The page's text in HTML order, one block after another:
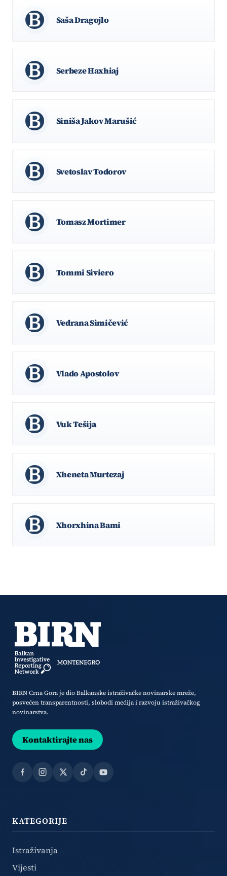
Saša Dragojlo
Serbeze Haxhiaj
Siniša Jakov Marušić
Svetoslav Todorov
Tomasz Mortimer
Tommi Siviero
Vedrana Simičević
Vlado Apostolov
Vuk Tešija
Xheneta Murtezaj
Xhorxhina Bami
BIRN Crna Gora je dio Balkanske istraživačke novinarske mreže,
posvećen transparentnosti, slobodi medija i razvoju istraživačkog
novinarstva.
Kontaktirajte nas
Facebook
Instagram
X TikTokYouTube
KATEGORIJE
Istraživanja
Vijesti